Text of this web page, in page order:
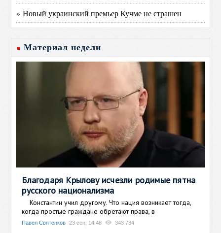
» Новый украинский премьер Кучме не страшен
Материал недели
Благодаря Крылову исчезли родимые пятна
русского национализма
Константин учил другому. Что нация возникает тогда,
когда простые граждане обретают права, в
Павел Святенков 23 сен, 14:48 343 734